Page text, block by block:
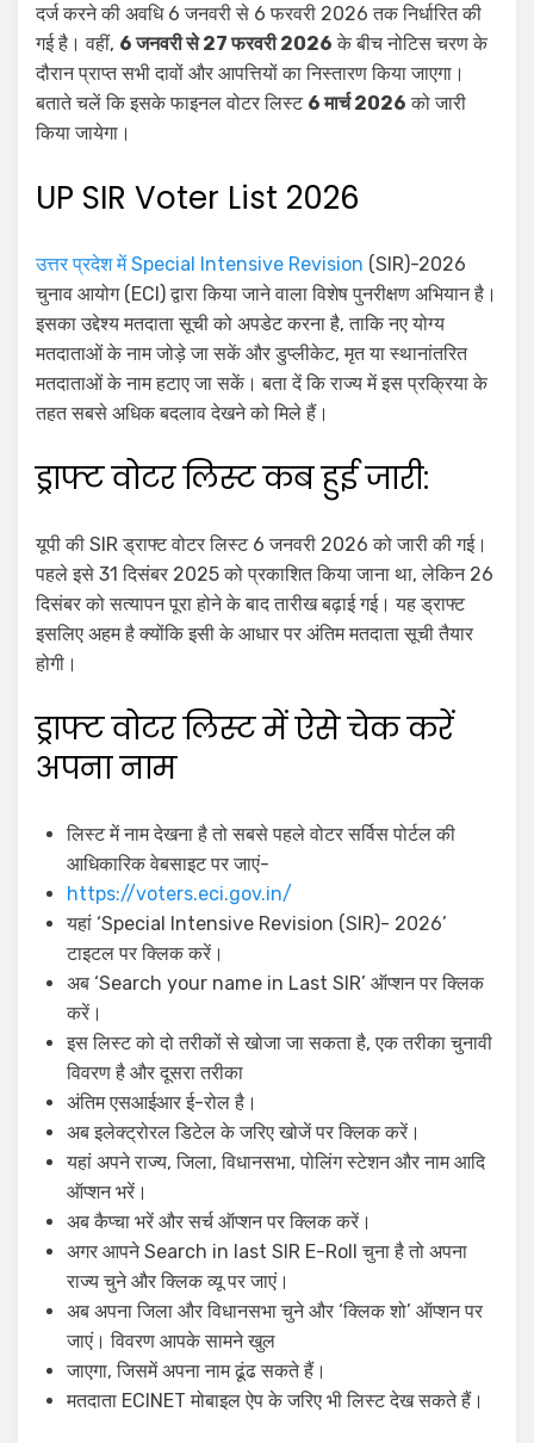
दर्ज करने की अवधि 6 जनवरी से 6 फरवरी 2026 तक निर्धारित की
गई है। वहीं, 6 जनवरी से 27 फरवरी 2026 के बीच नोटिस चरण के
दौरान प्राप्त सभी दावों और आपत्तियों का निस्तारण किया जाएगा।
बताते चलें कि इसके फाइनल वोटर लिस्ट 6 मार्च 2026 को जारी
किया जायेगा।
UP SIR Voter List 2026
उत्तर प्रदेश में Special Intensive Revision (SIR)-2026
चुनाव आयोग (ECI) द्वारा किया जाने वाला विशेष पुनरीक्षण अभियान है।
इसका उद्देश्य मतदाता सूची को अपडेट करना है, ताकि नए योग्य
मतदाताओं के नाम जोड़े जा सकें और डुप्लीकेट, मृत या स्थानांतरित
मतदाताओं के नाम हटाए जा सकें। बता दें कि राज्य में इस प्रक्रिया के
तहत सबसे अधिक बदलाव देखने को मिले हैं।
ड्राफ्ट वोटर लिस्ट कब हुई जारी:
यूपी की SIR ड्राफ्ट वोटर लिस्ट 6 जनवरी 2026 को जारी की गई।
पहले इसे 31 दिसंबर 2025 को प्रकाशित किया जाना था, लेकिन 26
दिसंबर को सत्यापन पूरा होने के बाद तारीख बढ़ाई गई। यह ड्राफ्ट
इसलिए अहम है क्योंकि इसी के आधार पर अंतिम मतदाता सूची तैयार
होगी।
ड्राफ्ट वोटर लिस्ट में ऐसे चेक करें
अपना नाम
लिस्ट में नाम देखना है तो सबसे पहले वोटर सर्विस पोर्टल की
आधिकारिक वेबसाइट पर जाएं-
https://voters.eci.gov.in/
यहां ‘Special Intensive Revision (SIR)- 2026’
टाइटल पर क्लिक करें।
अब ‘Search your name in Last SIR’ ऑप्शन पर क्लिक
करें।
इस लिस्ट को दो तरीकों से खोजा जा सकता है, एक तरीका चुनावी
विवरण है और दूसरा तरीका
अंतिम एसआईआर ई-रोल है।
अब इलेक्ट्रोरल डिटेल के जरिए खोजें पर क्लिक करें।
यहां अपने राज्य, जिला, विधानसभा, पोलिंग स्टेशन और नाम आदि
ऑप्शन भरें।
अब कैप्चा भरें और सर्च ऑप्शन पर क्लिक करें।
अगर आपने Search in last SIR E-Roll चुना है तो अपना
राज्य चुने और क्लिक व्यू पर जाएं।
अब अपना जिला और विधानसभा चुने और ‘क्लिक शो’ ऑप्शन पर
जाएं। विवरण आपके सामने खुल
जाएगा, जिसमें अपना नाम ढूंढ सकते हैं।
मतदाता ECINET मोबाइल ऐप के जरिए भी लिस्ट देख सकते हैं।